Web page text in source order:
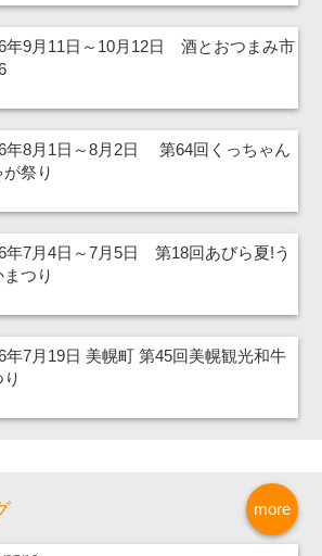
年9月11日～10月12日 酒とおつまみ市
年8月1日～8月2日 第64回くっちゃん
が祭り
年7月4日～7月5日 第18回あびら夏!う
まつり
年7月19日 美幌町 第45回美幌観光和牛
り
more